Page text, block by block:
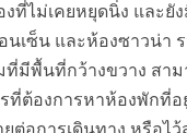
ที่มีพื้นที่กว้างขวาง สา
ที่ต้องการหาห้องพักที่อยู่
ต่อการเดินทาง หรือไ
นี่เป็นอีกหนึ่งตัวเลือกที่